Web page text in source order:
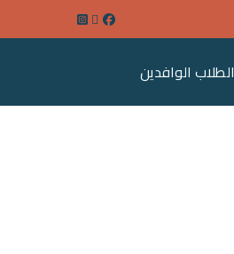
الطلاب الوافدين